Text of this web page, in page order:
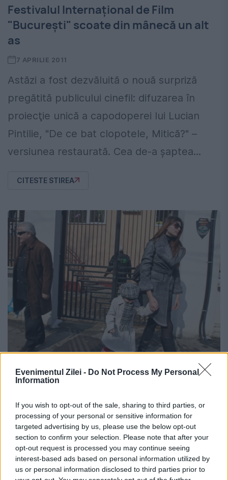
Evenimentul Zilei - Do Not Process My Personal
Information
If you wish to opt-out of the sale, sharing to third parties, or
processing of your personal or sensitive information for
targeted advertising by us, please use the below opt-out
section to confirm your selection. Please note that after your
opt-out request is processed you may continue seeing
interest-based ads based on personal information utilized by
us or personal information disclosed to third parties prior to
Festivalul Internaţional de Film
"Bucureşti" scoate din mânecă un alt
as
7 APRILIE 2011
Astăzi a fost dezvăluită o nouă surpriză
pregătită publicului cinefil: difuzarea în
proiecţie unică a capodoperei lui Lucian
Pintilie, "De ce bat clopotele, Mitică?" –
versiunea restaurată. Cea de-a şaptea...
CITESTE STIREA
ACTUALITATE
temporar custodia fetiţei
5 APRILIE 2011
Potrivit deciziei de ieri a Tribunalului
Bucureşti, micuţa Irina va rămâne în grija